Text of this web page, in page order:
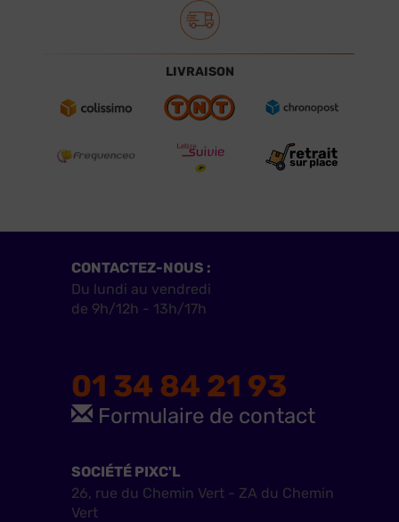
LIVRAISON
CONTACTEZ-NOUS :
Du lundi au vendredi
de 9h/12h - 13h/17h
01 34 84 21 93
Formulaire de contact
SOCIÉTÉ PIXC'L
26, rue du Chemin Vert - ZA du Chemin
Vert